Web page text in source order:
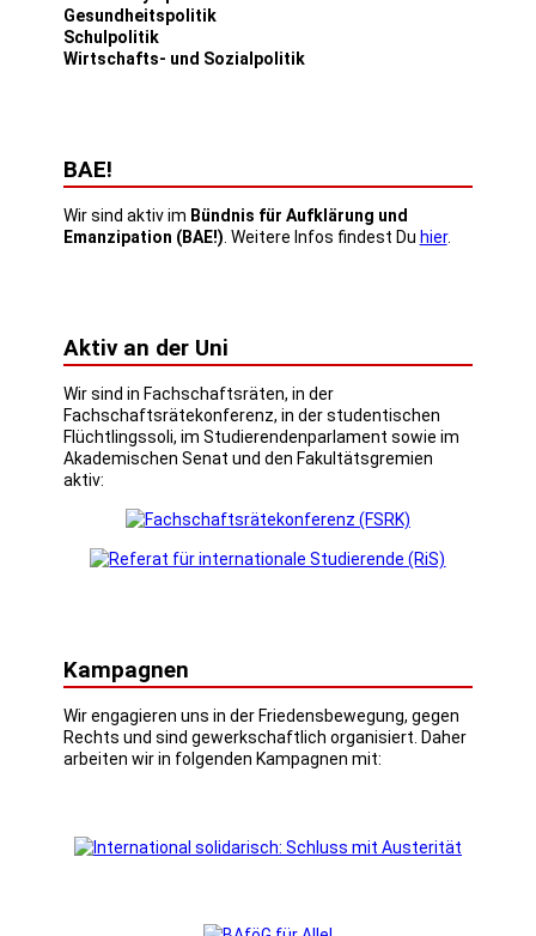
Gesundheitspolitik
Schulpolitik
Wirtschafts- und Sozialpolitik
BAE!
Wir sind aktiv im Bündnis für Aufklärung und
Emanzipation (BAE!) . Weitere Infos findest Du hier.
Aktiv an der Uni
Wir sind in Fachschaftsräten, in der
Fachschaftsrätekonferenz, in der studentischen
Flüchtlingssoli, im Studierendenparlament sowie im
Akademischen Senat und den Fakultätsgremien
aktiv:
Kampagnen
Wir engagieren uns in der Friedensbewegung, gegen
Rechts und sind gewerkschaftlich organisiert. Daher
arbeiten wir in folgenden Kampagnen mit: